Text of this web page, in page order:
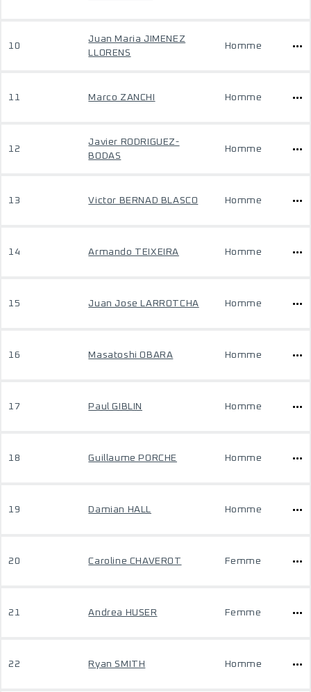
10
Juan Maria JIMENEZ
LLORENS
Homme
11 Marco ZANCHI Homme
12
Javier RODRIGUEZ-
BODAS
Homme
13 Victor BERNAD BLASCO Homme
14 Armando TEIXEIRA Homme
15 Juan Jose LARROTCHA Homme
16 Masatoshi OBARA Homme
17 Paul GIBLIN Homme
18 Guillaume PORCHE Homme
19 Damian HALL Homme
20 Caroline CHAVEROT Femme
21 Andrea HUSER Femme
22 Ryan SMITH Homme